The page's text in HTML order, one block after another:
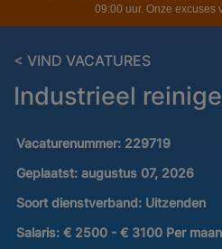
09:00 uur. Onze excuses
< VIND VACATURES
Industrieel
Vacaturenummer: 229719
Geplaatst: augustus 07, 2026
Soort dienstverband: Uitzenden
Salaris: € 2500 - € 3100 Per